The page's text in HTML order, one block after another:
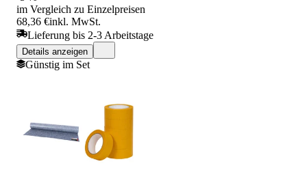
im Vergleich zu Einzelpreisen
68,36 €inkl. MwSt.
Lieferung bis 2-3 Arbeitstage
Details anzeigen
Günstig im Set